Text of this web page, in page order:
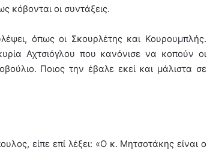
κόβονται οι συντάξεις.
όπως οι Σκουρλέτης και Κουρουμπλής.
Αχτσιόγλου που κανόνισε να κοπούν οι
Ποιος την έβαλε εκεί και μάλιστα σε
είπε επί λέξει: «Ο κ. Μητσοτάκης είναι ο